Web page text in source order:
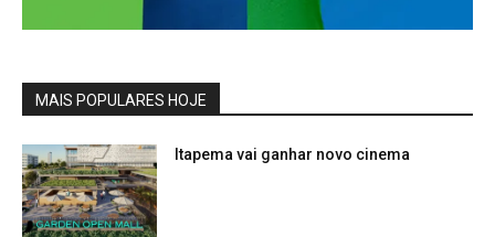
MAIS POPULARES HOJE
Itapema vai ganhar novo cinema